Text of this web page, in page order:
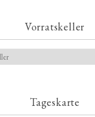
Vorratskeller
Tageskarte